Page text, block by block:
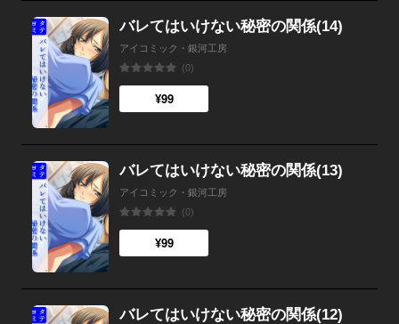
バレてはいけない秘密の関係(14)
アイコミック・銀河工房
(0)
¥99
バレてはいけない秘密の関係(13)
アイコミック・銀河工房
(0)
¥99
バレてはいけない秘密の関係(12)